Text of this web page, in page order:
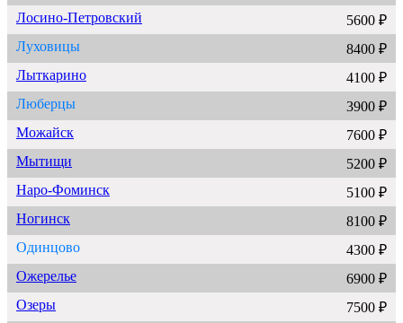
Лосино-Петровский
5600 ₽
Луховицы
8400 ₽
Лыткарино
4100 ₽
Люберцы
3900 ₽
Можайск
7600 ₽
Мытищи
5200 ₽
Наро-Фоминск
5100 ₽
Ногинск
8100 ₽
Одинцово
4300 ₽
Ожерелье
6900 ₽
Озеры
7500 ₽